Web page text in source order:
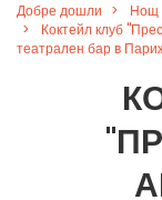
Добре дошли Нощ
Коктейл клуб
театрален бар в